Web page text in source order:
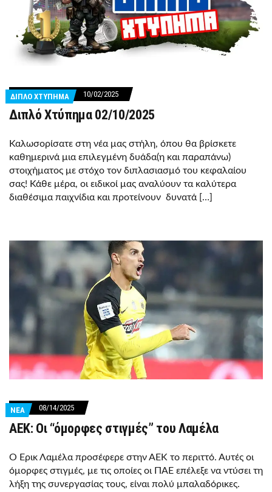
ΔΙΠΛΟ ΧΤΥΠΗΜΑ 10/02/2025
Διπλό Χτύπημα 02/10/2025
Καλωσορίσατε στη νέα μας στήλη, όπου θα βρίσκετε
καθημερινά μια επιλεγμένη δυάδα(η και παραπάνω)
στοιχήματος με στόχο τον διπλασιασμό του κεφαλαίου
σας! Κάθε μέρα, οι ειδικοί μας αναλύουν τα καλύτερα
διαθέσιμα παιχνίδια και προτείνουν δυνατά […]
ΝΕΑ 08/14/2025
ΑΕΚ: Οι “όμορφες στιγμές” του Λαμέλα
Ο Έρικ Λαμέλα προσέφερε στην ΑΕΚ το περιττό. Αυτές οι
όμορφες στιγμές, με τις οποίες οι ΠΑΕ επέλεξε να ντύσει τη
λήξη της συνεργασίας τους, είναι πολύ μπαλαδόρικες.